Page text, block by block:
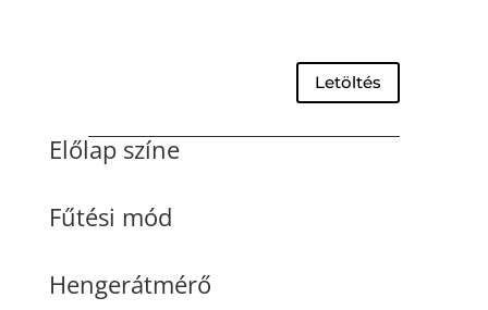
Letöltés
Előlap színe
Fűtési mód
Hengerátmérő